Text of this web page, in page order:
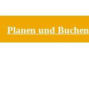
Planen und Buchen